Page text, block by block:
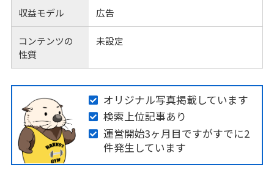
収益モデル 広告
コンテンツの
性質
未設定
オリジナル写真掲載しています
検索上位記事あり
運営開始3ヶ月目ですがすでに2
件発生しています